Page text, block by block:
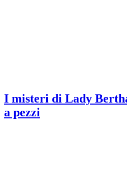
I misteri di Lady
a pezzi